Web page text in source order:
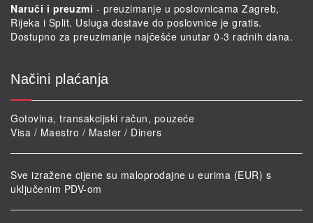
Naruči i preuzmi - preuzimanje u poslovnicama Zagreb,
Rijeka i Split. Usluga dostave do poslovnice je gratis.
Dostupno za preuzimanje najčešće unutar 0-3 radnih dana.
Načini plaćanja
Gotovina, transakcijski račun, pouzeće
Visa / Maestro / Master / Diners
Sve izražene cijene su maloprodajne u eurima (EUR) s
uključenim PDV-om